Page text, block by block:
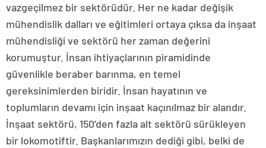
vazgeçilmez bir sektörüdür. Her ne kadar değişik
mühendislik dalları ve eğitimleri ortaya çıksa da inşaat
mühendisliği ve sektörü her zaman değerini
korumuştur. İnsan ihtiyaçlarının piramidinde
güvenlikle beraber barınma, en temel
gereksinimlerden biridir. İnsan hayatının ve
toplumların devamı için inşaat kaçınılmaz bir alandır.
İnşaat sektörü, 150’den fazla alt sektörü sürükleyen
bir lokomotiftir. Başkanlarımızın dediği gibi, belki de